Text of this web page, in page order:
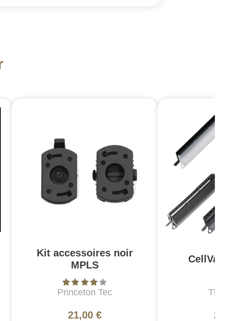
Kit accessoires noir
MPLS
Princeton Tec
21,00 €